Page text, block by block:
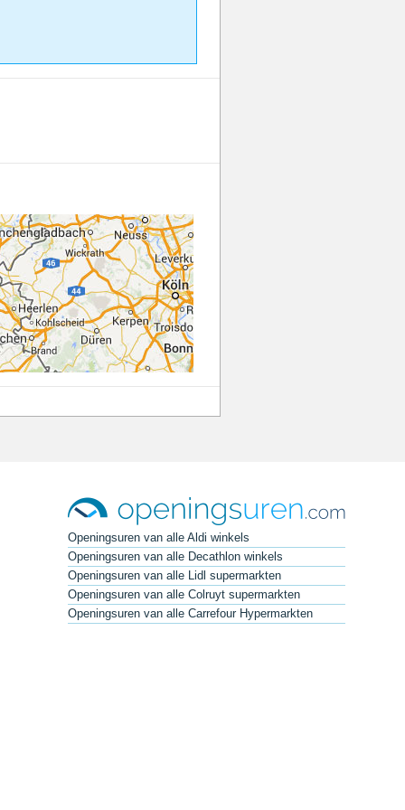
Openingsuren van alle Aldi winkels
Openingsuren van alle Decathlon winkels
Openingsuren van alle Lidl supermarkten
Openingsuren van alle Colruyt supermarkten
Openingsuren van alle Carrefour Hypermarkten